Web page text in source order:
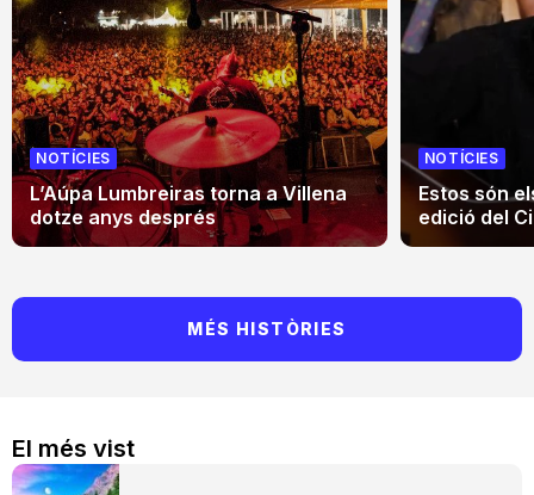
El més vist
NOTÍCIES
L’Aúpa Lumbreiras torna a Villena
dotze anys després
NOTÍCIES
Estos són
edició del
MÉS HISTÒRIES